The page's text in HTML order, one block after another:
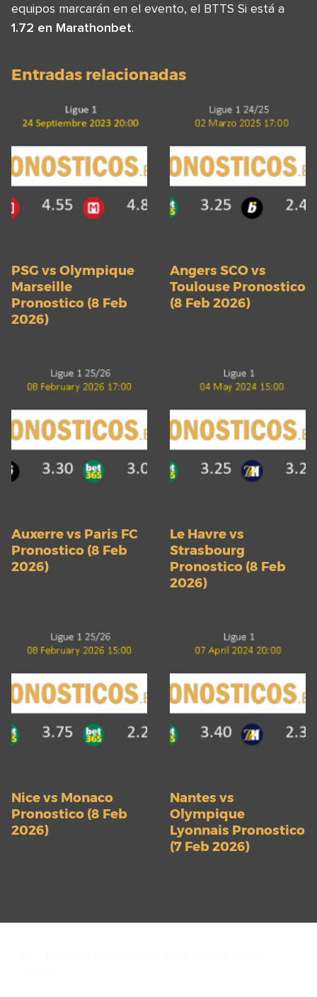
equipos marcarán en el evento, el BTTS Si está a
1.72 en Marathonbet.
Entradas relacionadas
PSG vs Olympique
Marseille
Pronostico (8 Feb
2026)
Angers SCO vs
Toulouse Pronostico
(8 Feb 2026)
Auxerre vs Paris FC
Pronostico (8 Feb
2026)
Le Havre vs
Strasbourg
Pronostico (8 Feb
2026)
Nice vs Monaco
Pronostico (8 Feb
2026)
Nantes vs
Olympique
Lyonnais Pronostico
(7 Feb 2026)